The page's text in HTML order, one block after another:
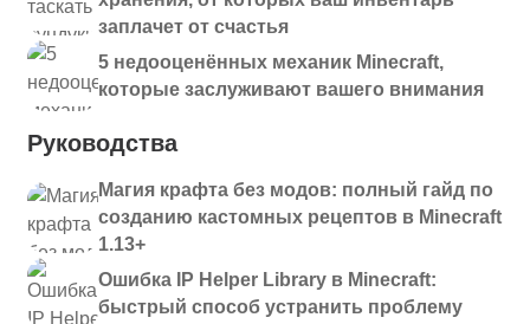
заплачет от счастья
5 недооценённых механик Minecraft,
которые заслуживают вашего внимания
Руководства
Магия крафта без модов: полный гайд по
созданию кастомных рецептов в Minecraft
1.13+
Ошибка IP Helper Library в Minecraft:
быстрый способ устранить проблему